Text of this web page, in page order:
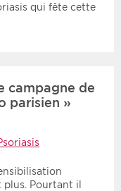
qui fête cette
campagne de
parisien »
plus. Pourtant il